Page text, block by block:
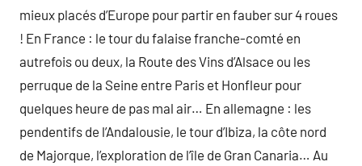
mieux placés d’Europe pour partir en fauber sur 4 roues
! En France : le tour du falaise franche-comté en
autrefois ou deux, la Route des Vins d’Alsace ou les
perruque de la Seine entre Paris et Honfleur pour
quelques heure de pas mal air… En allemagne : les
pendentifs de l’Andalousie, le tour d’Ibiza, la côte nord
de Majorque, l’exploration de l’île de Gran Canaria… Au